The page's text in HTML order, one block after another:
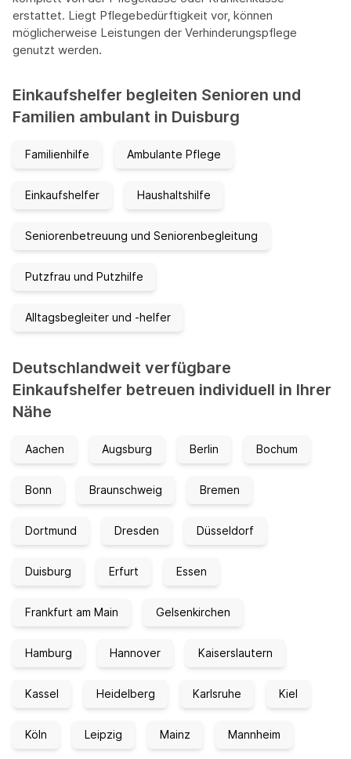
erstattet. Liegt Pflegebedürftigkeit vor, können
möglicherweise Leistungen der Verhinderungspflege
genutzt werden.
Einkaufshelfer begleiten Senioren und
Familien ambulant in Duisburg
Familienhilfe Ambulante Pflege
Einkaufshelfer Haushaltshilfe
Seniorenbetreuung und Seniorenbegleitung
Putzfrau und Putzhilfe
Alltagsbegleiter und -helfer
Deutschlandweit verfügbare
Einkaufshelfer betreuen individuell in Ihrer
Nähe
Aachen Augsburg Berlin Bochum
Bonn Braunschweig Bremen
Dortmund Dresden Düsseldorf
Duisburg Erfurt Essen
Frankfurt am Main Gelsenkirchen
Hamburg Hannover Kaiserslautern
Kassel Heidelberg Karlsruhe Kiel
Köln Leipzig Mainz Mannheim